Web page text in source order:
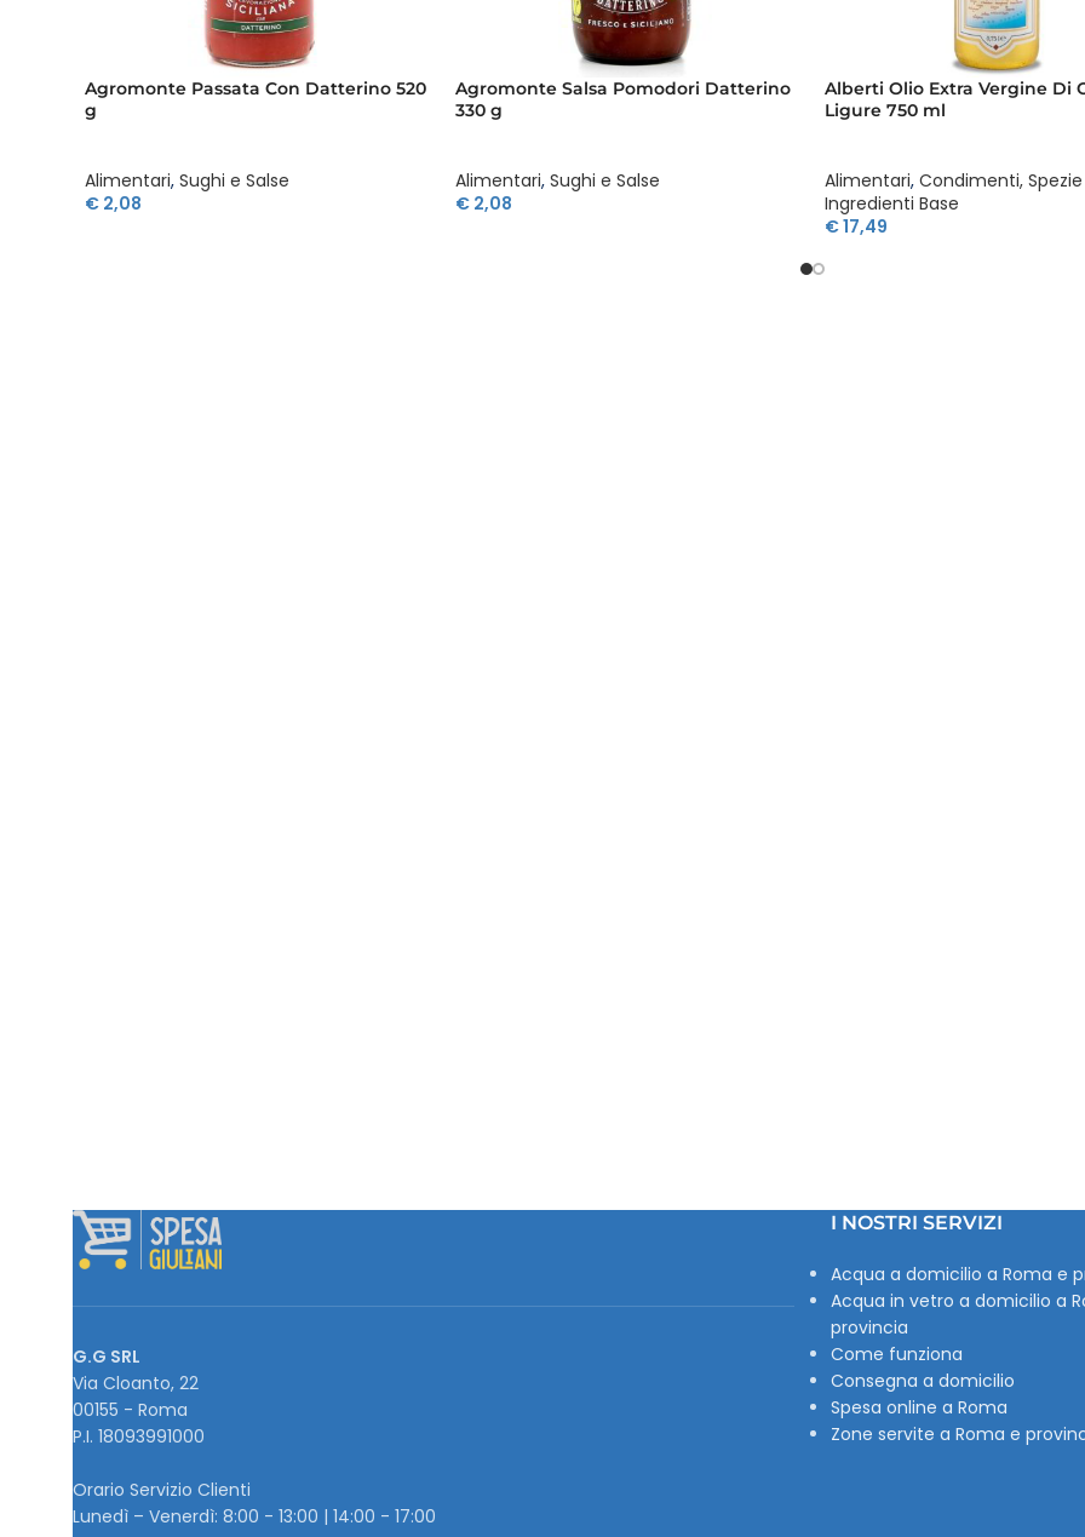
Agromonte Passata Con Datterino 520
g
Alimentari, Sughi e Salse
€ 2,08
Agromonte Salsa Pomodori Datterino
330 g
Alimentari, Sughi e Salse
€2,08
Alberti Olio Extra Vergine Di
Ligure 750 ml
Alimentari, Condimenti,
Ingredienti Base
€17,49
G.G SRL
Via Cloanto, 22
00155 - Roma
P.I. ‭18093991000
Orario Servizio Clienti
Lunedì – Venerdì: 8:00 - 13:00 | 14:00 - 17:00
I NOSTRI SERVIZI
Acqua a domicilio a Roma e
Acqua in vetro a domicilio a
provincia
Come funziona
Consegna a domicilio
Spesa online a Roma
Zone servite a Roma e